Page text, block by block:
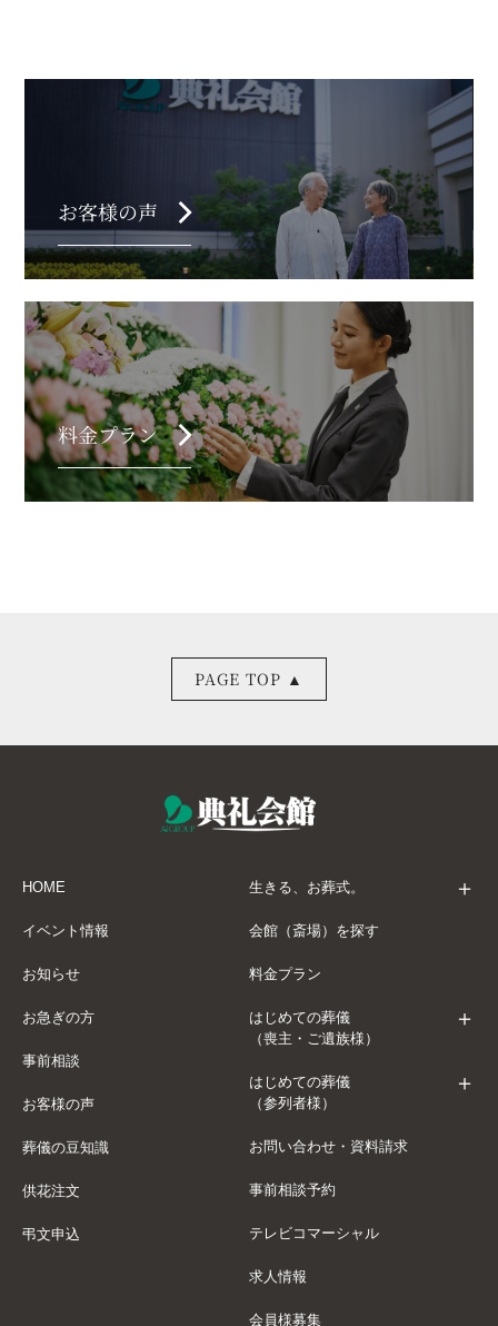
お客様の声 chevron_right
料金プランchevron_right
PAGE TOP ▲
HOME
イベント情報
お知らせ
お急ぎの方
事前相談
お客様の声
葬儀の豆知識
供花注文
弔文申込
生きる、お葬式。
会館（斎場）を探す
料金プラン
はじめての葬儀
（喪主・ご遺族様）
はじめての葬儀
（参列者様）
お問い合わせ・資料請求
事前相談予約
テレビコマーシャル
求人情報
会員様募集